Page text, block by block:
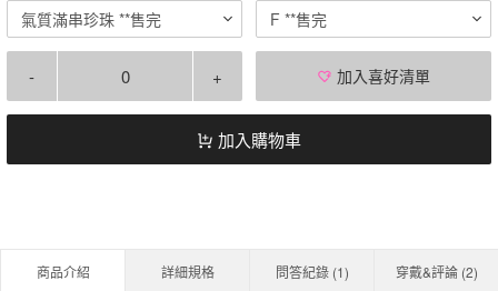
氣質滿串珍珠 **售完 F **售完
- + 加入喜好清單
加入購物車
商品介紹 詳細規格 問答紀錄 (1) 穿戴&評論 (2)